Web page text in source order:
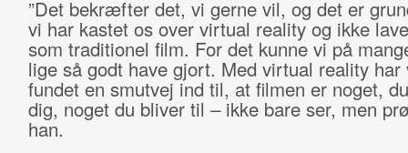
”Det bekræfter det, vi gerne vil, og det er
vi har kastet os over virtual reality og ikke
som traditionel film. For det kunne vi på
lige så godt have gjort. Med virtual reality har
fundet en smutvej ind til, at filmen er noget,
dig, noget du bliver til – ikke bare ser, men
han.